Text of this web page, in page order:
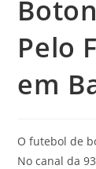
Pelo
em
O futebol de
No canal da